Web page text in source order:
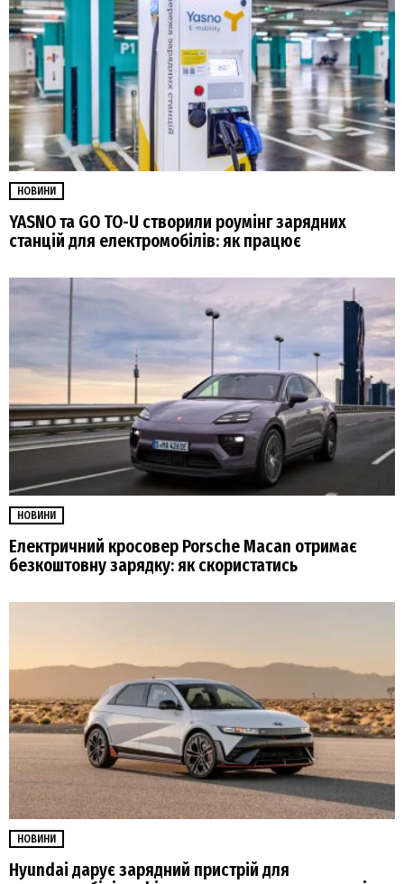
НОВИНИ
YASNO та GO TO-U створили роумінг зарядних
станцій для електромобілів: як працює
НОВИНИ
Електричний кросовер Porsche Macan отримає
безкоштовну зарядку: як скористатись
НОВИНИ
Hyundai дарує зарядний пристрій для